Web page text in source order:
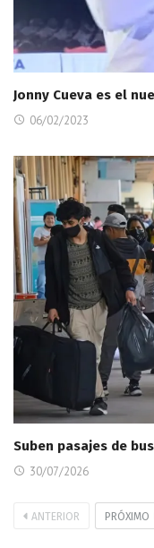
Jonny Cueva es el
06/02/2023
Suben pasajes de
30/07/2026
ANTERIOR PRÓXIMO